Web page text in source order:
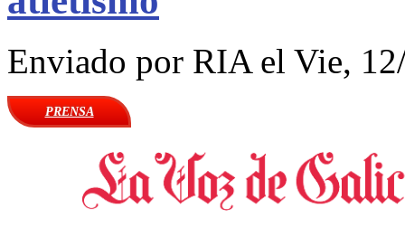
Enviado por RIAel Vie,
PRENSA